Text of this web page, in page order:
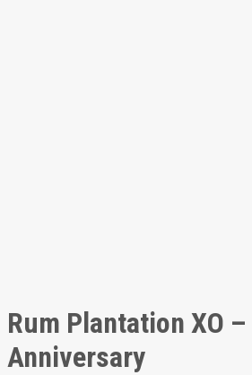
Rum Plantation XO
Anniversary